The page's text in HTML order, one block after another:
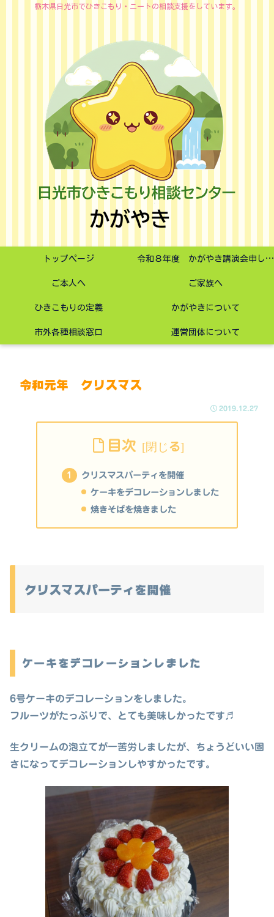
栃木県日光市でひきこもり・ニートの相談支援をしています。
トップページ 令和８年度 かがやき講演会申し込みフォーム
ご本人へ ご家族へ
ひきこもりの定義 かがやきについて
市外各種相談窓口 運営団体について
令和元年 クリスマス
2019.12.27
目次
クリスマスパーティを開催
ケーキをデコレーションしました
焼きそばを焼きました
クリスマスパーティを開催
ケーキをデコレーションしました
6号ケーキのデコレーションをしました。
フルーツがたっぷりで、とても美味しかったです♬
生クリームの泡立てが一苦労しましたが、ちょうどいい固
さになってデコレーションしやすかったです。